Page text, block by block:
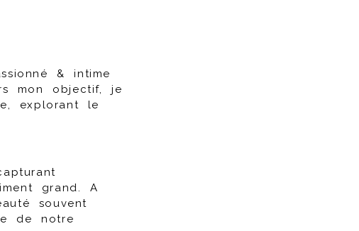
& intime
mon objectif, je
explorant le
grand. A
souvent
de notre